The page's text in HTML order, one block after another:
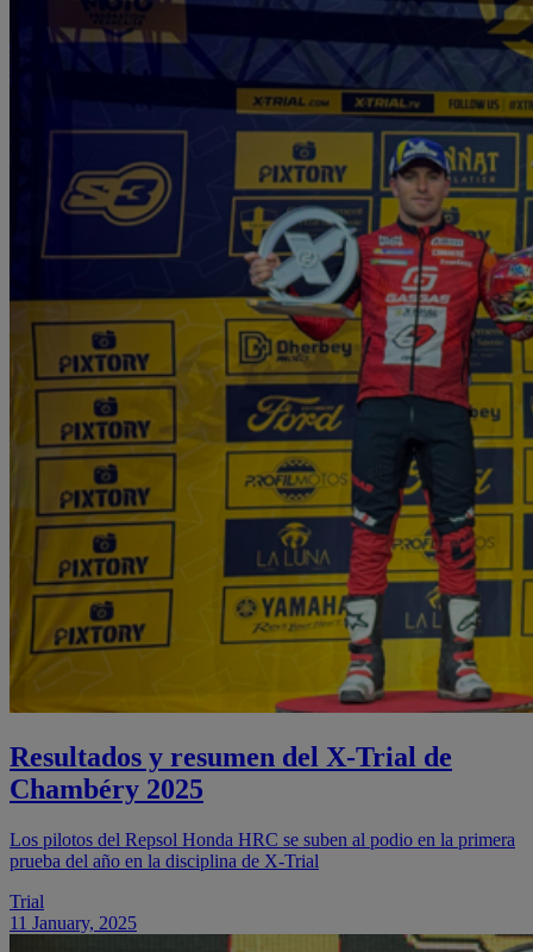
Resultados y resumen del X-Trial de
Chambéry 2025
Los pilotos del Repsol Honda HRC se suben al podio en la primera
prueba del año en la disciplina de X-Trial
Trial
11 January, 2025